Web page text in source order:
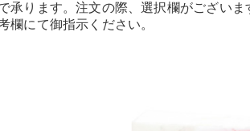
承ります。注文の際、選択欄がござい
欄にて御指示ください。